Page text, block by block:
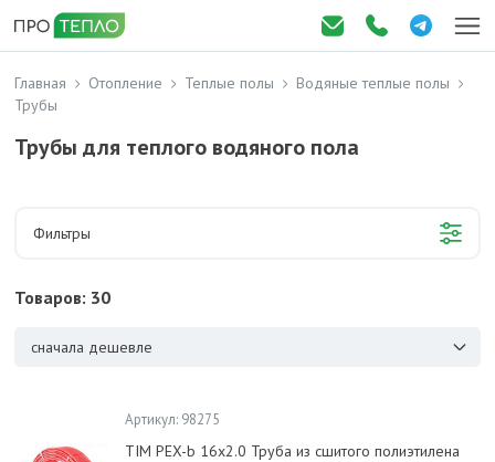
Главная Отопление Теплые полы
Водяные теплые полы
Трубы
Трубы для теплого водяного пола
Фильтры
Товаров: 30
сначала дешевле
Артикул: 98275
TIM PEX-b 16x2.0 Труба из сшитого полиэтилена